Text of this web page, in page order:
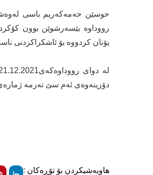
حوسێن حەمەکەریم باسی
رووداوە بێسەرشوێن بوون
یۆنان کردووە بۆ ئاشکراکردنی
دۆزینەوەی ئەم سێ تەرمە ژمارەی
هاوبەشیکردن بۆ تۆڕەکان :